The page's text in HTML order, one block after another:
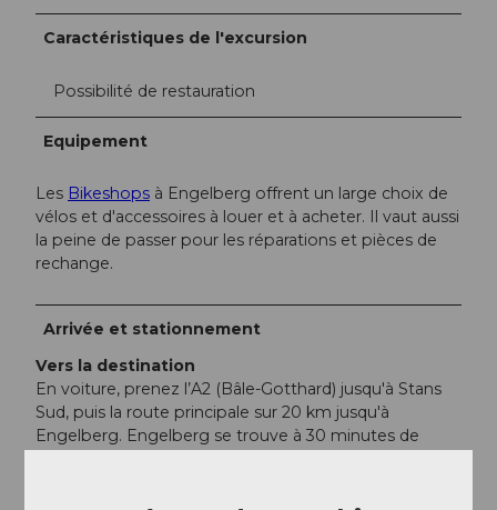
Caractéristiques de l'excursion
Possibilité de restauration
Equipement
Les Bikeshops à Engelberg offrent un large choix de
vélos et d'accessoires à louer et à acheter. Il vaut aussi
la peine de passer pour les réparations et pièces de
rechange.
Arrivée et stationnement
Vers la destination
En voiture, prenez l’A2 (Bâle-Gotthard) jusqu'à Stans
Sud, puis la route principale sur 20 km jusqu'à
Engelberg. Engelberg se trouve à 30 minutes de